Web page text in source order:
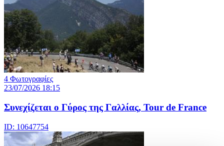
4 Φωτογραφίες
23/07/2026 18:15
Συνεχίζεται ο Γύρος της Γαλλίας, Tour de France
ID: 10647754